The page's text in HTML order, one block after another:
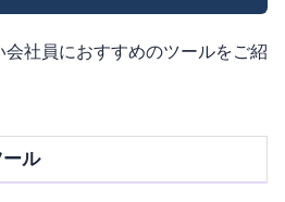
社員におすすめのツールをご紹
ル